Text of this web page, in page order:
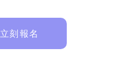
立刻報名